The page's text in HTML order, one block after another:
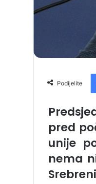
Podijelite
pred
unije
nema